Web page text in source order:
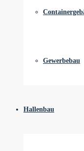
Gewerbebau
Hallenbau